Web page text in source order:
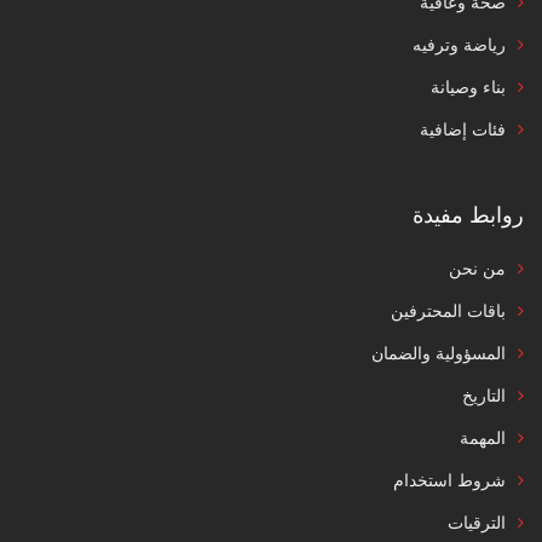
رياضة وترفيه
بناء وصيانة
فئات إضافية
روابط مفيدة
من نحن
باقات المحترفين
المسؤولية والضمان
التاريخ
المهمة
شروط استخدام
الترقيات